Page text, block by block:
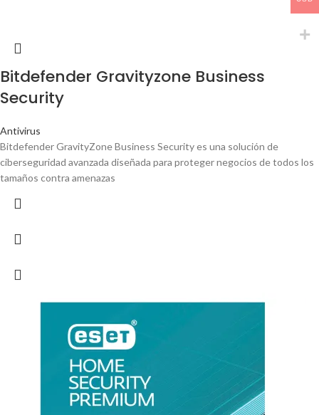
Bitdefender Gravityzone Business
Security
Antivirus
Bitdefender GravityZone Business Security es una solución de
ciberseguridad avanzada diseñada para proteger negocios de todos los
tamaños contra amenazas